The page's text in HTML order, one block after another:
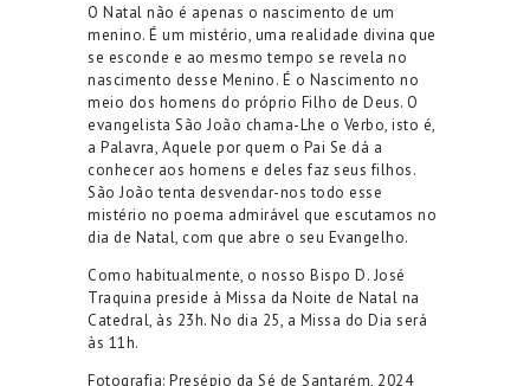
O Natal não é apenas o nascimento de um
menino. É um mistério, uma realidade divina que
se esconde e ao mesmo tempo se revela no
nascimento desse Menino. É o Nascimento no
meio dos homens do próprio Filho de Deus. O
evangelista São João chama-Lhe o Verbo, isto é,
a Palavra, Aquele por quem o Pai Se dá a
conhecer aos homens e deles faz seus filhos.
São João tenta desvendar-nos todo esse
mistério no poema admirável que escutamos no
dia de Natal, com que abre o seu Evangelho.
Como habitualmente, o nosso Bispo D. José
Traquina preside à Missa da Noite de Natal na
Catedral, às 23h. No dia 25, a Missa do Dia será
às 11h.
Fotografia: Presépio da Sé de Santarém, 2024